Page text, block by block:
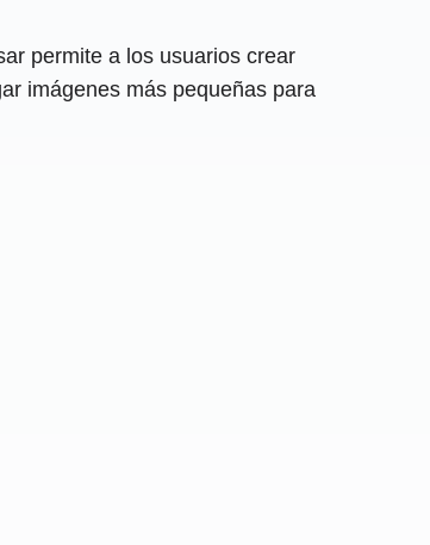
permite a los usuarios crear
imágenes más pequeñas para